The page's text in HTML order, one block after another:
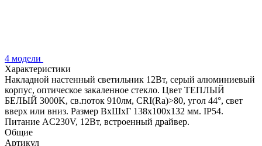
4 модели
Характеристики
Накладной настенный светильник 12Вт, серый алюминиевый
корпус, оптическое закаленное стекло. Цвет ТЕПЛЫЙ
БЕЛЫЙ 3000K, св.поток 910лм, CRI(Ra)>80, угол 44°, свет
вверх или вниз. Размер ВхШхГ 138x100x132 мм. IP54.
Питание AC230V, 12Вт, встроенный драйвер.
Общие
Артикул